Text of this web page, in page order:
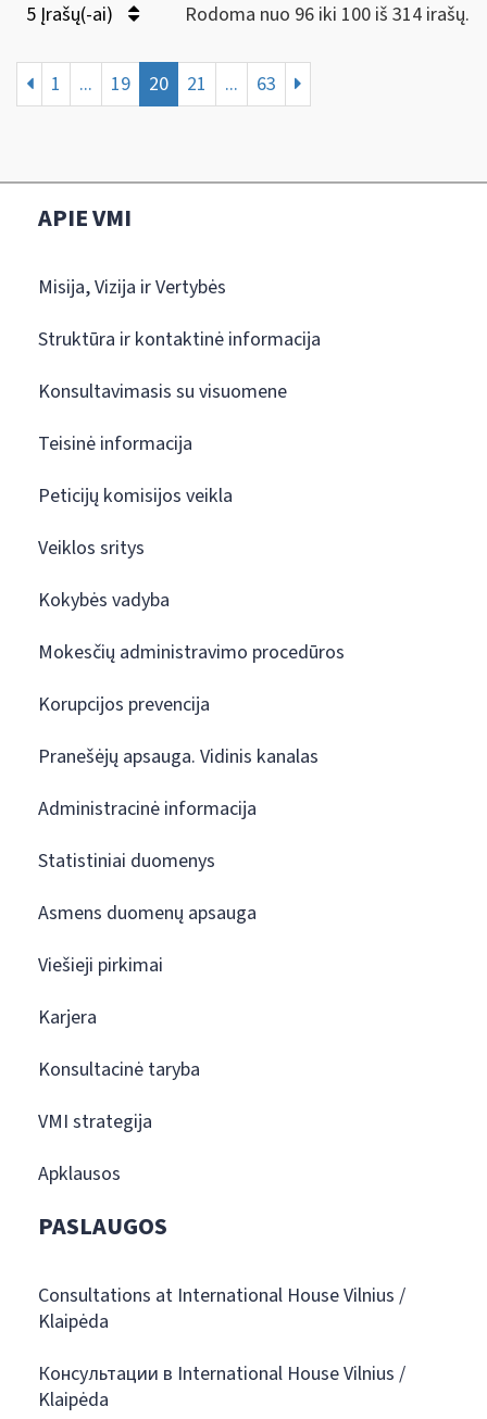
5 Įrašų(-ai) Rodoma nuo 96 iki 100 iš 314 irašų.
1 ... 19 20 21 ... 63
APIE VMI
Misija, Vizija ir Vertybės
Struktūra ir kontaktinė informacija
Konsultavimasis su visuomene
Teisinė informacija
Peticijų komisijos veikla
Veiklos sritys
Kokybės vadyba
Mokesčių administravimo procedūros
Korupcijos prevencija
Pranešėjų apsauga. Vidinis kanalas
Administracinė informacija
Statistiniai duomenys
Asmens duomenų apsauga
Viešieji pirkimai
Karjera
Konsultacinė taryba
VMI strategija
Apklausos
PASLAUGOS
Consultations at International House Vilnius /
Klaipėda
Консультации в International House Vilnius /
Klaipėda